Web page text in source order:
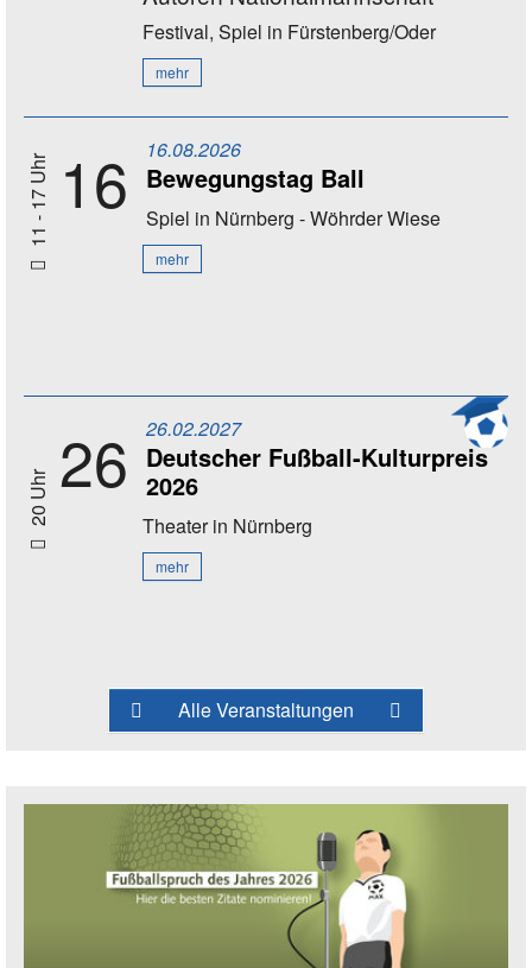
Festival, Spiel in Fürstenberg/Oder
mehr
11 - 17 Uhr 16 16.08.2026
Bewegungstag Ball
Spiel in Nürnberg - Wöhrder Wiese
mehr
20 Uhr 26 26.02.2027
Deutscher Fußball-Kulturpreis
2026
Theaterin Nürnberg
mehr
Alle Veranstaltungen